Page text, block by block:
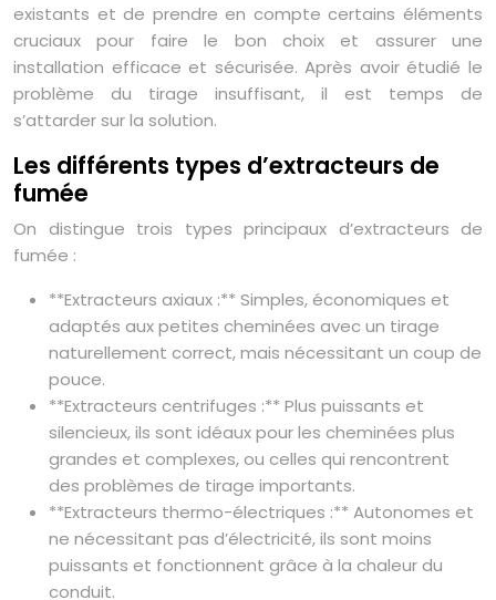
existants et de prendre en compte certains éléments
cruciaux pour faire le bon choix et assurer une
installation efficace et sécurisée. Après avoir étudié le
problème du tirage insuffisant, il est temps de
s’attarder sur la solution.
Les différents types d’extracteurs de
fumée
On distingue trois types principaux d’extracteurs de
fumée :
**Extracteurs axiaux :** Simples, économiques et
adaptés aux petites cheminées avec un tirage
naturellement correct, mais nécessitant un coup de
pouce.
**Extracteurs centrifuges :** Plus puissants et
silencieux, ils sont idéaux pour les cheminées plus
grandes et complexes, ou celles qui rencontrent
des problèmes de tirage importants.
**Extracteurs thermo-électriques :** Autonomes et
ne nécessitant pas d’électricité, ils sont moins
puissants et fonctionnent grâce à la chaleur du
conduit.